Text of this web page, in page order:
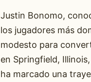
Justin Bonomo,
los jugadores más
modesto para
en Springfield,
ha marcado una